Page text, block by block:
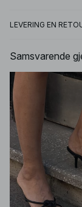
LEVERING EN
Samsvarende